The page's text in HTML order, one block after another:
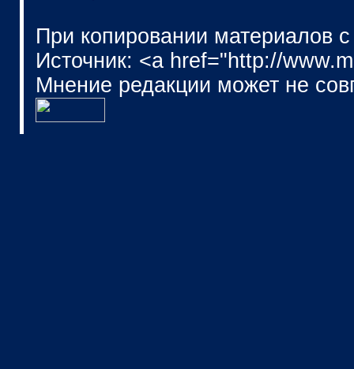
При копировании материалов
Источник: <a href="http://
Мнение редакции может не